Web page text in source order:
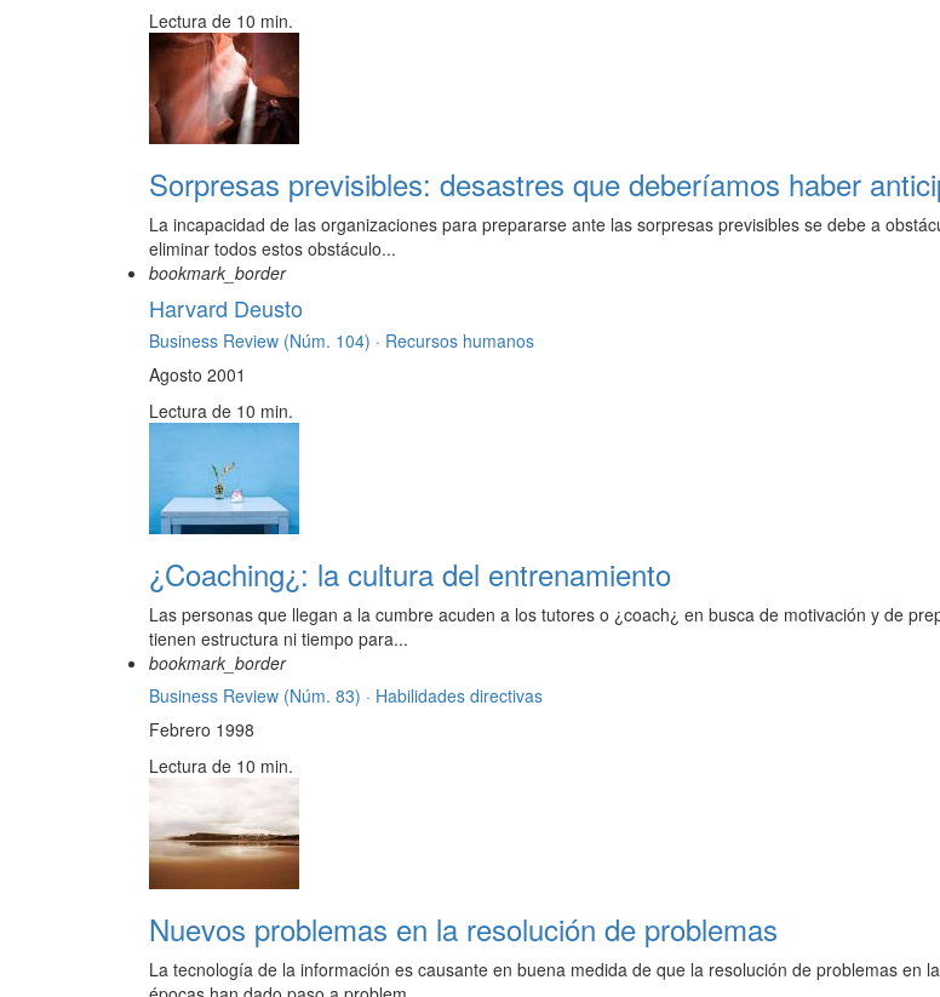
Lectura de 10 min.
Sorpresas previsibles: desastres que deberíamos haber
La incapacidad de las organizaciones para prepararse ante las sorpresas previsibles se debe a
eliminar todos estos obstáculo...
bookmark_border
Harvard Deusto
Business Review (Núm. 104) · Recursos humanos
Agosto 2001
Lectura de 10 min.
¿Coaching¿: la cultura del entrenamiento
Las personas que llegan a la cumbre acuden a los tutores o ¿coach¿ en busca de motivación y de
tienen estructura ni tiempo para...
bookmark_border
Business Review (Núm. 83) · Habilidades directivas
Febrero 1998
Lectura de 10 min.
Nuevos problemas en la resolución de problemas
La tecnología de la información es causante en buena medida de que la resolución de problemas en